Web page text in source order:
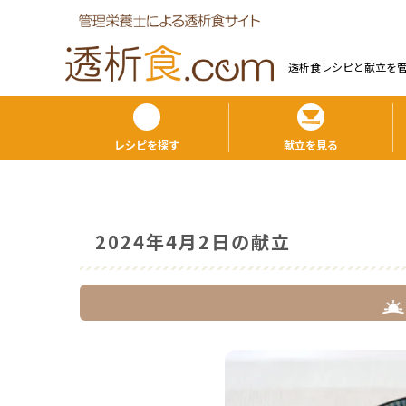
透析食レシピと献⽴を
レシピを探す 献立を見る
2024年4月2日の献立